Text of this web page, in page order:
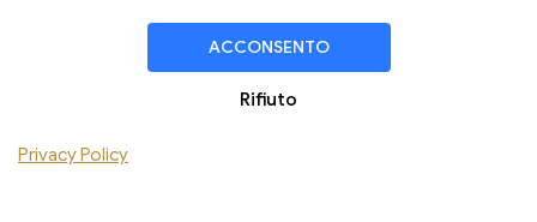
ACCONSENTO
Rifiuto
Privacy Policy